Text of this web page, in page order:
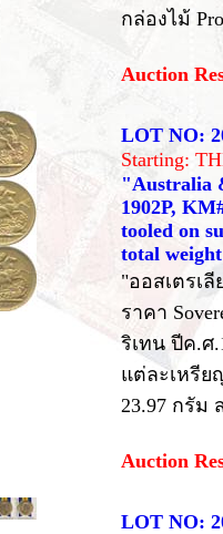
กล่องไม้
Auction
LOT NO:
Starting:
"Australia
1902P,
tooled on
total
"ออสเตรเ
ราคา
ริเทน ปีค.ศ
แต่ละเหรีย
23.97 กรัม
Auction
LOT NO: